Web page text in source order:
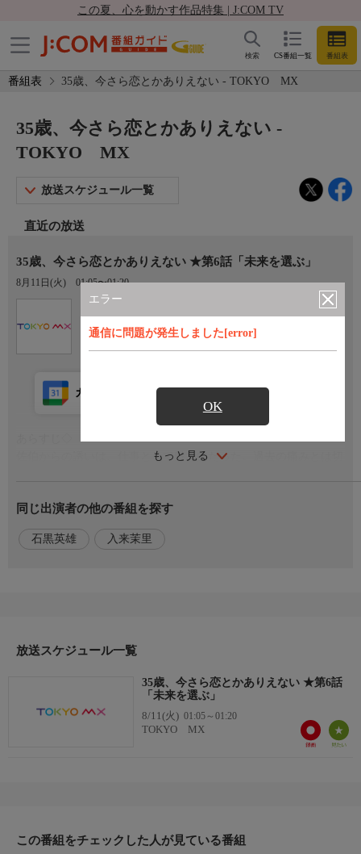
この夏、心を動かす作品特集 | J:COM TV
CS番組一覧 番組表
検索
番組表 35歳、今さら恋とかありえない - TOKYO MX
エラー
通信に問題が発生しました[error]
OK
35歳、今さら恋とかありえない -
TOKYO MX
放送スケジュール一覧
直近の放送
35歳、今さら恋とかありえない ★第6話「未来を選ぶ」
8月11日(火) 01:05〜01:20
もっと見る
カレンダー登録 アプリ視聴
佐伯からの誘いは、仕事として魅力的だった。過去の痛みとは切
事か、恋か。積み上げてきたものを手放す覚悟が、自分にあるの
か。35歳という年齢が、はじめて重さを持って迫ってくる。誰か
のために生き方を変えることの、甘さと怖さを、茉莉子はまだ知
同じ出演者の他の番組を探す
石黒英雄 入来茉里
放送スケジュール一覧
35歳、今さら恋とかありえない ★第6話
「未来を選ぶ」
8/11(火) 01:05～01:20
TOKYO MX
この番組をチェックした人が見ている番組